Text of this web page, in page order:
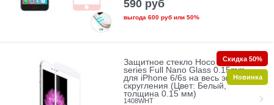
590 руб
выгода 600 рубили 50%
Защитное стекло Hoco Ghost
series Full Nano Glass 0.15mm
для iPhone 6/6s на весь экран без
скругления (Цвет: Белый,
толщина 0.15 мм)
1408WHT
Скидка 50%
Новинка